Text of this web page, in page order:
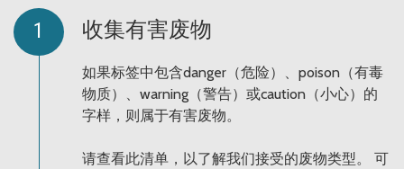
收集有害废物
如果标签中包含danger（危险）、poison（有毒
物质）、warning（警告）或caution（小心）的
字样，则属于有害废物。
请查看此清单，以了解我们接受的废物类型。
可